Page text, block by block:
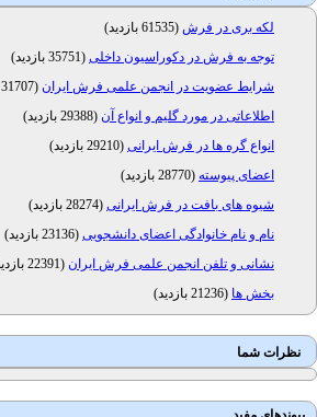
لکه بری در فرش (61535 بازدید
)
توجه به فرش در دکوراسیون داخلی (35751 بازدید
)
شرایط عضویت در انجمن علمی فرش ایران (31707 بازدید
اطلاعاتی در مورد گلیم و انواع آن (29388 بازدید
)
انواع گره ها در فرش ایرانی (29210 بازدید
)
اعضای پیوسته (28770 بازدید
)
شیوه های بافت در فرش ایرانی (28274 بازدید
)
نام و نام خانوادگی اعضای دانشجویی (23136 بازدید
)
نشانی و تلفن انجمن علمی فرش ایران (22391 بازدید
بخش ها (21236 بازدید )
نظرات شما